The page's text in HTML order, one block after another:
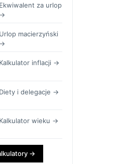
Ekwiwalent za urlop
→
Urlop macierzyński
→
Kalkulator inflacji →
Diety i delegacje →
Kalkulator wieku →
→